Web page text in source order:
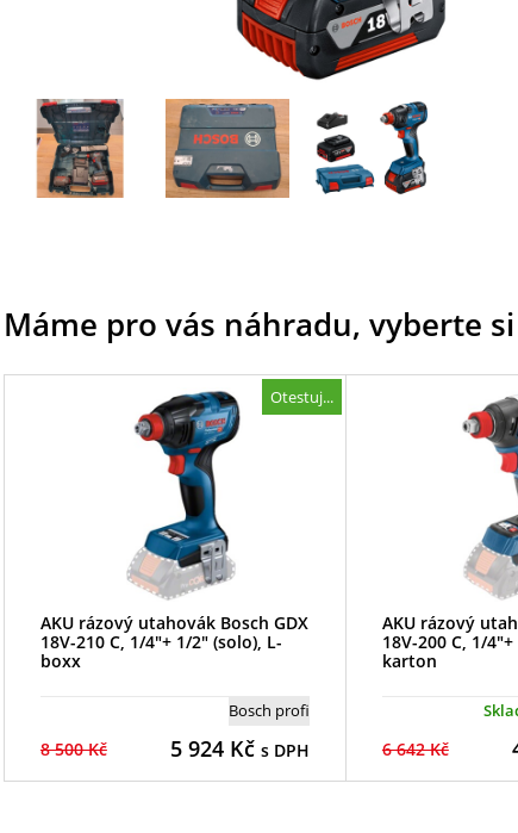
Máme pro vás náhradu, vyberte si
Otestuj...
AKU rázový utahovák Bosch GDX
18V-210 C, 1/4"+ 1/2" (solo), L-
boxx
Bosch profi
8 500 Kč 5 924Kč s DPH
AKU rázový
18V-200 C, 1/
karton
6 642 Kč